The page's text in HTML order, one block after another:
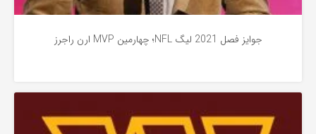
جوایز فصل 2021 لیگ NFL؛ چهارمین MVP ارن راجرز